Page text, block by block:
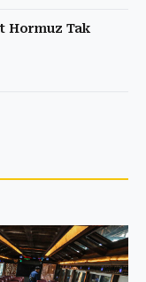
Hormuz Tak